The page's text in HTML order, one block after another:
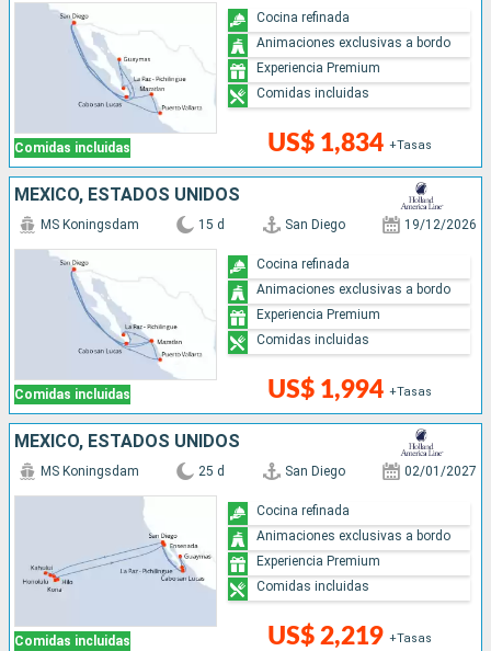
Comidas incluidas US$ 1,834 +Tasas
Cocina refinada
Animaciones exclusivas a bordo
Experiencia Premium
Comidas incluidas
MÉXICO, ESTADOS UNIDOS
Comidas incluidas
MS Koningsdam 15 d San Diego 19/12/2026
US$ 1,994 +Tasas
Cocina refinada
Animaciones exclusivas a bordo
Experiencia Premium
Comidas incluidas
MÉXICO, ESTADOS UNIDOS
Comidas incluidas
MS Koningsdam 25 d San Diego 02/01/2027
US$ 2,219 +Tasas
Cocina refinada
Animaciones exclusivas a bordo
Experiencia Premium
Comidas incluidas